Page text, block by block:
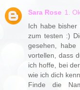
Sara Rose 1.
Ich habe bisher
zum testen :)
gesehen,
vortellen, dass
ich hoffe, bei
wie ich dich
Finde die